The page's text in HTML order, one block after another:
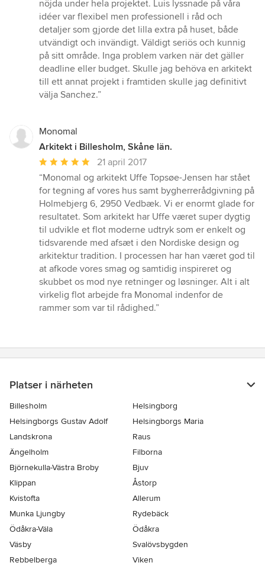
stjärnor
nöjda under hela projektet. Luis lyssnade på våra
idéer var flexibel men professionell i råd och
detaljer som gjorde det lilla extra på huset, både
utvändigt och invändigt. Väldigt seriös och kunnig
på sitt område. Inga problem varken när det gäller
deadline eller budget. Skulle jag behöva en arkitekt
till ett annat projekt i framtiden skulle jag definitivt
välja Sanchez.”
Monomal
Arkitekt i Billesholm, Skåne län.
Genomsnittligt
omdöme:
5
av
5
stjärnor
21 april 2017
“Monomal og arkitekt Uffe Topsøe-Jensen har stået
for tegning af vores hus samt bygherrerådgivning på
Holmebjerg 6, 2950 Vedbæk. Vi er enormt glade for
resultatet. Som arkitekt har Uffe været super dygtig
til udvikle et flot moderne udtryk som er enkelt og
tidsvarende med afsæt i den Nordiske design og
arkitektur tradition. I processen har han været god til
at afkode vores smag og samtidig inspireret og
skubbet os mod nye retninger og løsninger. Alt i alt
virkelig flot arbejde fra Monomal indenfor de
rammer som var til rådighed.”
Platser i närheten
Billesholm
Helsingborg
Helsingborgs Gustav Adolf
Helsingborgs Maria
Landskrona
Raus
Ängelholm
Filborna
Björnekulla-Västra Broby
Bjuv
Klippan
Åstorp
Kvistofta
Allerum
Munka Ljungby
Rydebäck
Ödåkra-Väla
Ödåkra
Väsby
Svalövsbygden
Rebbelberga
Viken